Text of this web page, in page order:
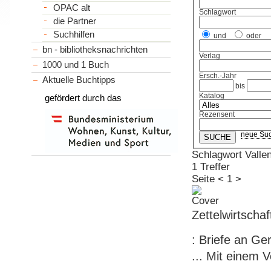
Schlagwort
und oder
Verlag
Ersch.-Jahr
bis
Katalog
Rezensent
neue
Schlagwort
1 Treffer
Seite < 1 >
: Briefe an
... Mit einem
OPAC alt
die Partner
Suchhilfen
bn - bibliotheksnachrichten
1000 und 1 Buch
Aktuelle Buchtipps
gefördert durch das